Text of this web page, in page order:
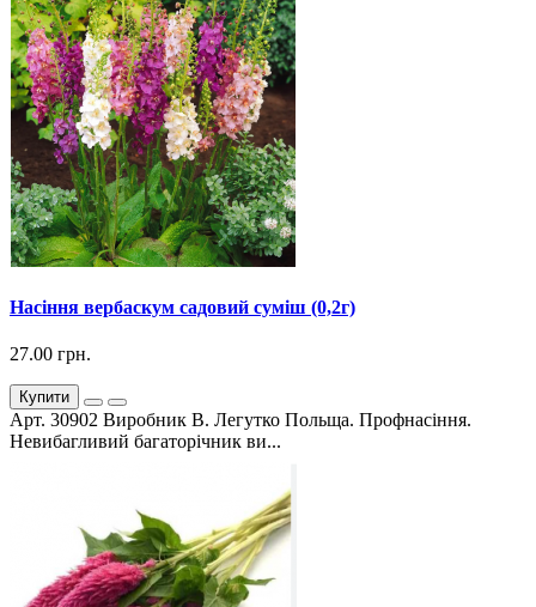
Насіння вербаскум садовий суміш (0,2г)
27.00 грн.
Купити
Арт. 30902 Виробник В. Легутко Польща. Профнасіння.
Невибагливий багаторічник ви...